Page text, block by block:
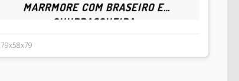
MARRMORE COM BRASEIRO E
CHURRASQUEIRA
79x58x79